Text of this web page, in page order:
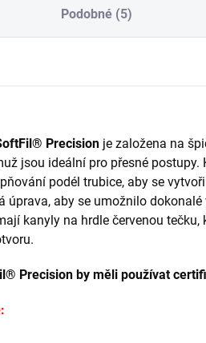
Podobné (5)
Precision je založena na
jsou ideální pro přesné postupy.
podél trubice, aby se
úprava, aby se umožnilo
kanyly na hrdle červenou tečku,
Precision by měli používat